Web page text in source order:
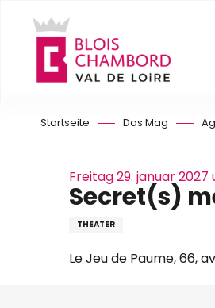
contenu
principal
Startseite Das Mag
Freitag 29. januar 2027
Secret(s)
THEATER
Le Jeu de Paume, 66,